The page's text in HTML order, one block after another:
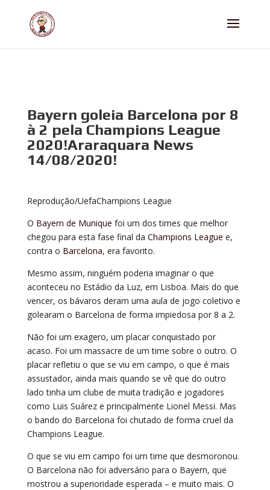
Bayern goleia Barcelona por 8
à 2 pela Champions League
2020!Araraquara News
14/08/2020!
Reprodução/UefaChampions League
O Bayern de Munique foi um dos times que melhor
chegou para esta fase final da Champions League e,
contra o Barcelona, era favorito.
Mesmo assim, ninguém poderia imaginar o que
aconteceu no Estádio da Luz, em Lisboa. Mais do que
vencer, os bávaros deram uma aula de jogo coletivo e
golearam o Barcelona de forma impiedosa por 8 a 2.
Não foi um exagero, um placar conquistado por
acaso. Foi um massacre de um time sobre o outro. O
placar refletiu o que se viu em campo, o que é mais
assustador, ainda mais quando se vê que do outro
lado tinha um clube de muita tradição e jogadores
como Luis Suárez e principalmente Lionel Messi. Mas
o bando do Barcelona foi chutado de forma cruel da
Champions League.
O que se viu em campo foi um time que desmoronou.
O Barcelona não foi adversário para o Bayern, que
mostrou a superioridade esperada – e muito mais. O